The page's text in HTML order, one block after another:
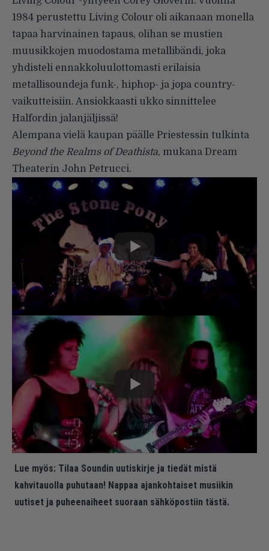
1984 perustettu Living Colour oli aikanaan monella
tapaa harvinainen tapaus, olihan se mustien
muusikkojen muodostama metallibändi, joka
yhdisteli ennakkoluulottomasti erilaisia
metallisoundeja funk-, hiphop- ja jopa country-
vaikutteisiin. Ansiokkaasti ukko sinnittelee
Halfordin jalanjäljissä!
Alempana vielä kaupan päälle Priestessin tulkinta
Beyond the Realms of Deathista, mukana Dream
Theaterin John Petrucci.
Lue myös: Tilaa Soundin uutiskirje ja tiedät mistä
kahvitauolla puhutaan! Nappaa ajankohtaiset musiikin
uutiset ja puheenaiheet suoraan sähköpostiin tästä.